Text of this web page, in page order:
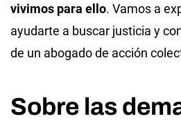
vivimos para ello. Vamos a
ayudarte a buscar justicia y
de un abogado de acción
Sobre las